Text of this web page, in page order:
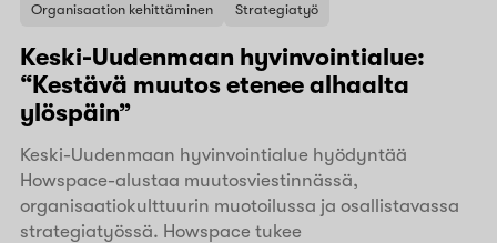
Organisaation kehittäminen
Strategiatyö
Keski-Uudenmaan hyvinvointialue:
“Kestävä muutos etenee alhaalta
ylöspäin”
Keski-Uudenmaan hyvinvointialue hyödyntää
Howspace-alustaa muutosviestinnässä,
organisaatiokulttuurin muotoilussa ja osallistavassa
strategiatyössä. Howspace tukee